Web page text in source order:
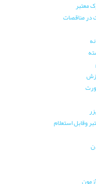
معتبر
در مناقصات
وقابل استعلام